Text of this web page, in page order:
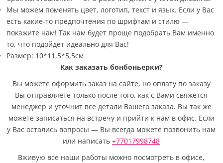
Мы можем поменять цвет, логотип, текст и язык. Если у Вас
есть какие-то предпочтения по шрифтам и стилю —
покажите нам! Так нам будет проще подобрать Вам именно
то, что подойдет идеально для Вас!
Размер: 10*11,5*5,5см
Как заказать бонбоньерки?
Вы можете оформить заказ на сайте, но оплату по заказу
Вы отправляете только после того, как с Вами свяжется
менеджер и уточнит все детали Вашего заказа. Вы так же
можете записаться на встречу и прийти к нам в офис. Если
у Вас остались вопросы — Вы всегда можете позвонить нам
или написать+77017998748
Вживую все наши работы можно посмотреть в офисе,